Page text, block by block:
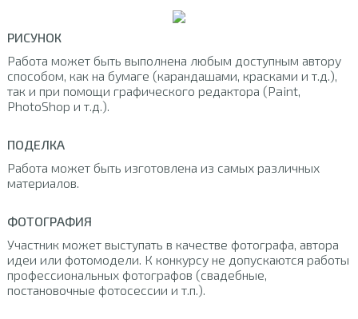
РИСУНОК
Работа может быть выполнена любым доступным автору
способом, как на бумаге (карандашами, красками и т.д.),
так и при помощи графического редактора (Paint,
PhotoShop и т.д.).
ПОДЕЛКА
Работа может быть изготовлена из самых различных
материалов.
ФОТОГРАФИЯ
Участник может выступать в качестве фотографа, автора
идеи или фотомодели. К конкурсу не допускаются работы
профессиональных фотографов (свадебные,
постановочные фотосессии и т.п.).